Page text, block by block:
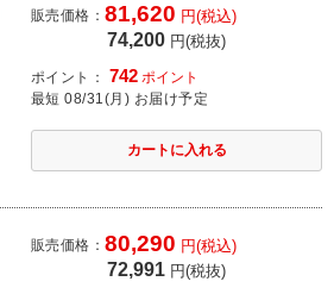
販売価格：81,620 円(税込)
74,200 円(税抜)
ポイント： 742 ポイント
最短 08/31(月) お届け予定
販売価格：80,290 円(税込)
72,991 円(税抜)